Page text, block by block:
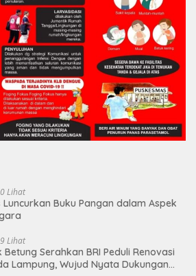
Lihat
Luncurkan Buku Pangan dalam Aspek
Lihat
Betung Serahkan BRI Peduli Renovasi
Lampung, Wujud Nyata Dukungan